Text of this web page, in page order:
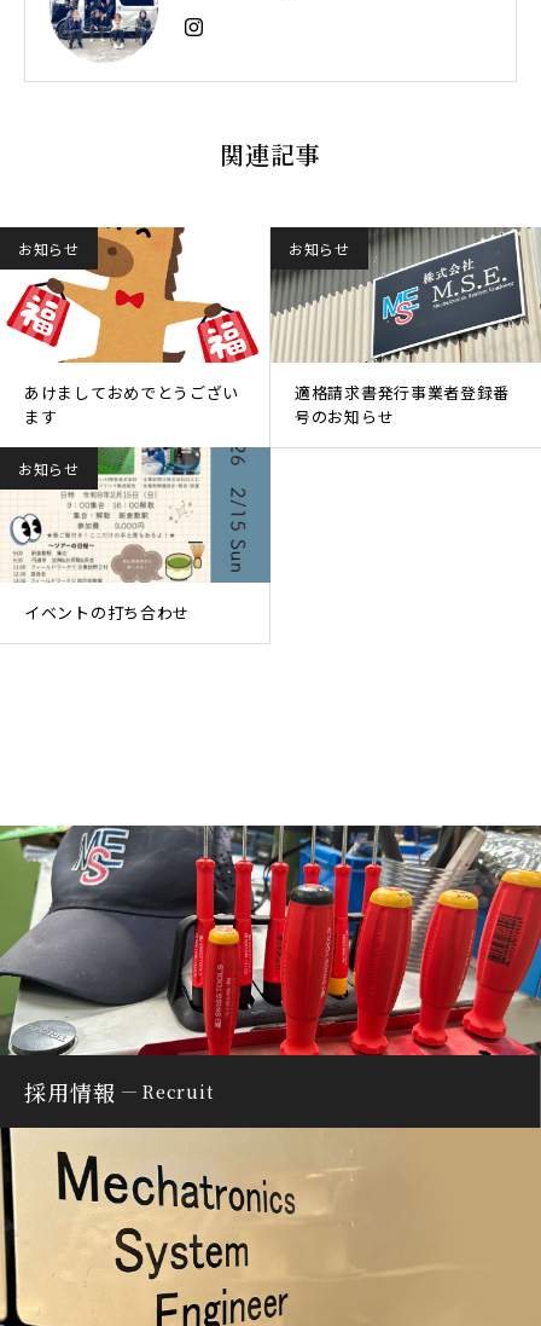
関連記事
お知らせ
あけましておめでとうござい
ます
お知らせ
適格請求書発行事業者登録番
号のお知らせ
お知らせ
イベントの打ち合わせ
採用情報 Recruit